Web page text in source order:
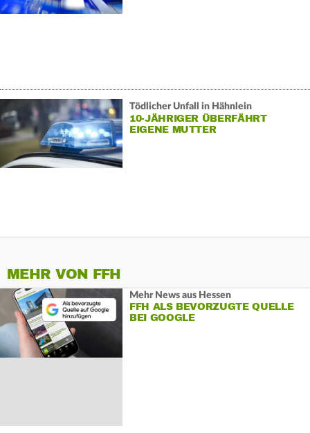
Tödlicher Unfall in Hähnlein
10-JÄHRIGER ÜBERFÄHRT
EIGENE MUTTER
MEHR VON FFH
Mehr News aus Hessen
FFH ALS BEVORZUGTE QUELLE
BEI GOOGLE